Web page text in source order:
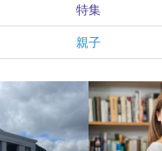
特集
親子